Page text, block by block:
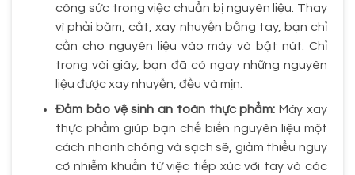
công sức trong việc chuẩn bị nguyên liệu. Thay
vì phải băm, cắt, xay nhuyễn bằng tay, bạn chỉ
cần cho nguyên liệu vào máy và bật nút. Chỉ
trong vài giây, bạn đã có ngay những nguyên
liệu được xay nhuyễn, đều và mịn.
Đảm bảo vệ sinh an toàn thực phẩm: Máy xay
thực phẩm giúp bạn chế biến nguyên liệu một
cách nhanh chóng và sạch sẽ, giảm thiểu nguy
cơ nhiễm khuẩn từ việc tiếp xúc với tay và các